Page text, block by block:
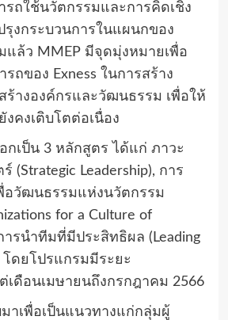
รถใช้นวัตกรรมและการคิดเชิง
รุงกระบวนการในแผนกของ
แล้ว MMEP มีจุดมุ่งหมายเพื่อ
รถของ Exness ในการสร้าง
ร้างองค์กรและวัฒนธรรม เพื่อให้
คงเติบโตต่อเนื่อง
กเป็น 3 หลักสูตร ได้แก่ ภาวะ
ร์ (Strategic Leadership), การ
อวัฒนธรรมแห่งนวัตกรรม
for a Culture of
ารนำทีมที่มีประสิทธิผล ( Leading
โดยโปรแกรมมีระยะ
เดือนเมษายนถึงกรกฎาคม 2566
าเพื่อเป็นแนวทางแก่กลุ่มผู้